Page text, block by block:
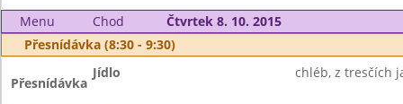
Menu Chod
Čtvrtek 8. 10. 2015
Přesnídávka (8:30 - 9:30)
Přesnídávka
Jídlo chléb, z tresčích